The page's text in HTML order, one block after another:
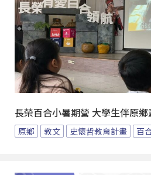
長榮百合小暑期營 大學生伴原鄉
原鄉 教文 史懷哲教育計畫 百